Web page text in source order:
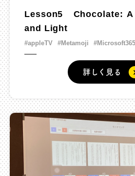
Lesson5 Chocolate: A
and Light
#appleTV #Metamoji #Microsoft365
詳しく見る